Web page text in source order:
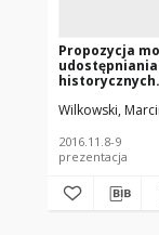
Propozycja
historycznych
Machine
Wilkowski,
2016.11.8-9
prezentacja